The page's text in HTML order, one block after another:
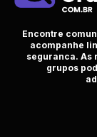
Encontre
acompanhe
seguranca. As
grupos